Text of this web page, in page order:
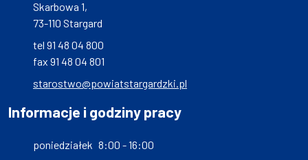
Skarbowa 1,
73-110 Stargard
tel 91 48 04 800
fax 91 48 04 801
starostwo@powiatstargardzki.pl
Informacje i godziny pracy
poniedziałek 8:00 - 16:00